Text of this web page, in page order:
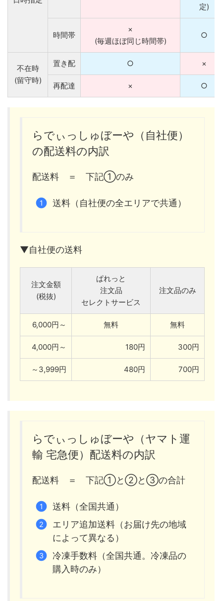
定)
時間帯
×
(毎週ほぼ同じ時間帯)
○
不在時
(留守時)
置き配 ○ ×
再配達 × ○
らでぃっしゅぼーや（自社便）
の配送料の内訳
配送料 ＝ 下記①のみ
送料（自社便の全エリアで共通）
▼自社便の送料
注文金額
(税抜)
ぱれっと
注文品
セレクトサービス
注文品のみ
6,000円～ 無料 無料
4,000円～ 180円 300円
～3,999円 480円 700円
らでぃっしゅぼーや（ヤマト運
輸 宅急便）配送料の内訳
配送料 ＝ 下記①と②と③の合計
送料（全国共通）
エリア追加送料（お届け先の地域
によって異なる）
冷凍手数料（全国共通。冷凍品の
購入時のみ）